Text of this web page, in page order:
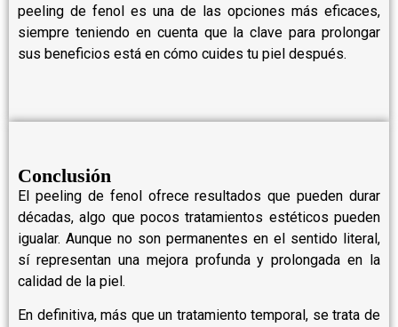
peeling de fenol es una de las opciones más eficaces,
siempre teniendo en cuenta que la clave para prolongar
sus beneficios está en cómo cuides tu piel después.
Conclusión
El peeling de fenol ofrece resultados que pueden durar
décadas, algo que pocos tratamientos estéticos pueden
igualar. Aunque no son permanentes en el sentido literal,
sí representan una mejora profunda y prolongada en la
calidad de la piel.
En definitiva, más que un tratamiento temporal, se trata de